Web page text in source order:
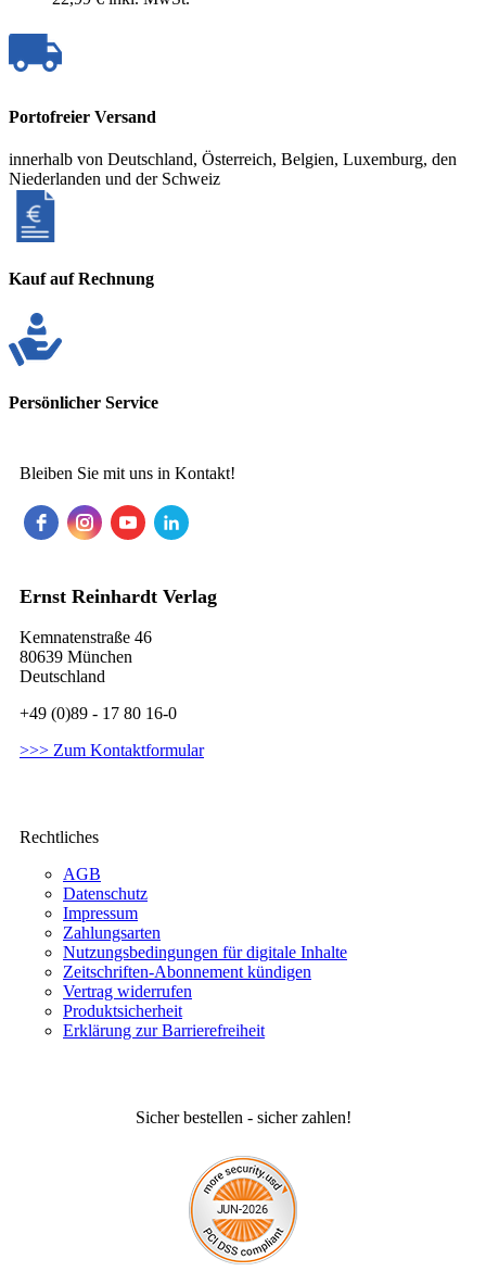
Portofreier Versand
innerhalb von Deutschland, Österreich, Belgien, Luxemburg, den
Niederlanden und der Schweiz
Kauf auf Rechnung
Persönlicher Service
Bleiben Sie mit uns in Kontakt!
Ernst Reinhardt Verlag
Kemnatenstraße 46
80639 München
Deutschland
+49 (0)89 - 17 80 16-0
>>> Zum Kontaktformular
Rechtliches
AGB
Datenschutz
Impressum
Zahlungsarten
Nutzungsbedingungen für digitale Inhalte
Zeitschriften-Abonnement kündigen
Vertrag widerrufen
Produktsicherheit
Erklärung zur Barrierefreiheit
Sicher bestellen - sicher zahlen!